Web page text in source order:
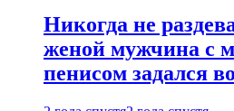
Никогда не
женой мужчина с
пенисом задался